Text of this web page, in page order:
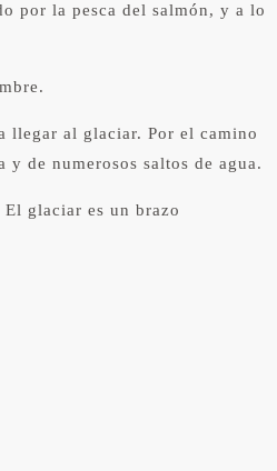
por la pesca del salmón, y a lo
llegar al glaciar. Por el camino
de numerosos saltos de agua.
glaciar es un brazo